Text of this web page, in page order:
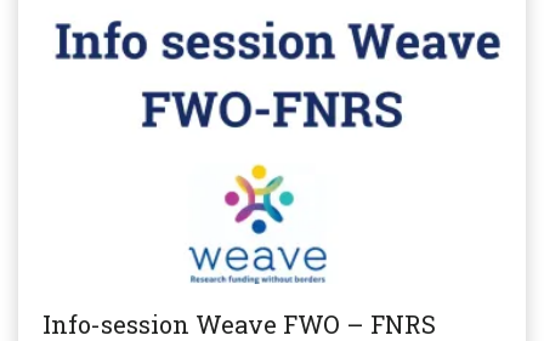
Info-session Weave FWO – FNRS